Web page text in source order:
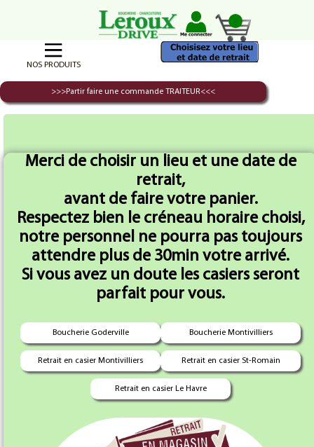
NOS PRODUITS
>>>Partir faire une commande TRAITEUR<<<
Merci de choisir un lieu et une date de
retrait,
avant de faire votre panier.
Respectez bien le créneau horaire choisi,
notre personnel ne pourra pas toujours
attendre plus de 30min votre arrivé.
Si vous avez un doute les casiers seront
parfait pour vous.
Boucherie Goderville Boucherie Montivilliers
Retrait en casier Montivilliers Retrait en casier St-Romain
Retrait en casier Le Havre
Porc Normand